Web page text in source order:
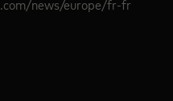
news/europe/fr-fr